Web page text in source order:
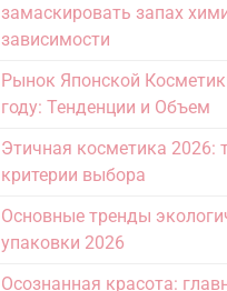
замаскировать запах
зависимости
Рынок Японской
году: Тенденции и Объем
Этичная косметика 2026:
критерии выбора
Основные тренды
упаковки 2026
Осознанная красота: